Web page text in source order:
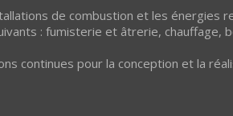
de combustion et les
: fumisterie et âtrerie,
continues pour la conception et la